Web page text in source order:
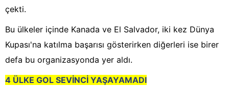
çekti.
Bu ülkeler içinde Kanada ve El Salvador, iki kez Dünya
Kupası'na katılma başarısı gösterirken diğerleri ise birer
defa bu organizasyonda yer aldı.
4 ÜLKE GOL SEVİNCİ YAŞAYAMADI